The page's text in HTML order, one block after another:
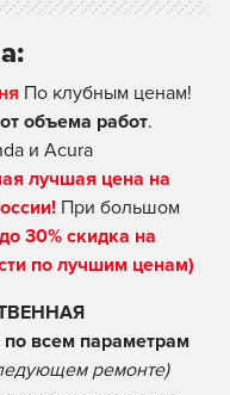
По клубным ценам!
объема работ.
и Acura
лучшая цена на
При большом
30% скидка на
по лучшим ценам)
всем параметрам
ремонте)